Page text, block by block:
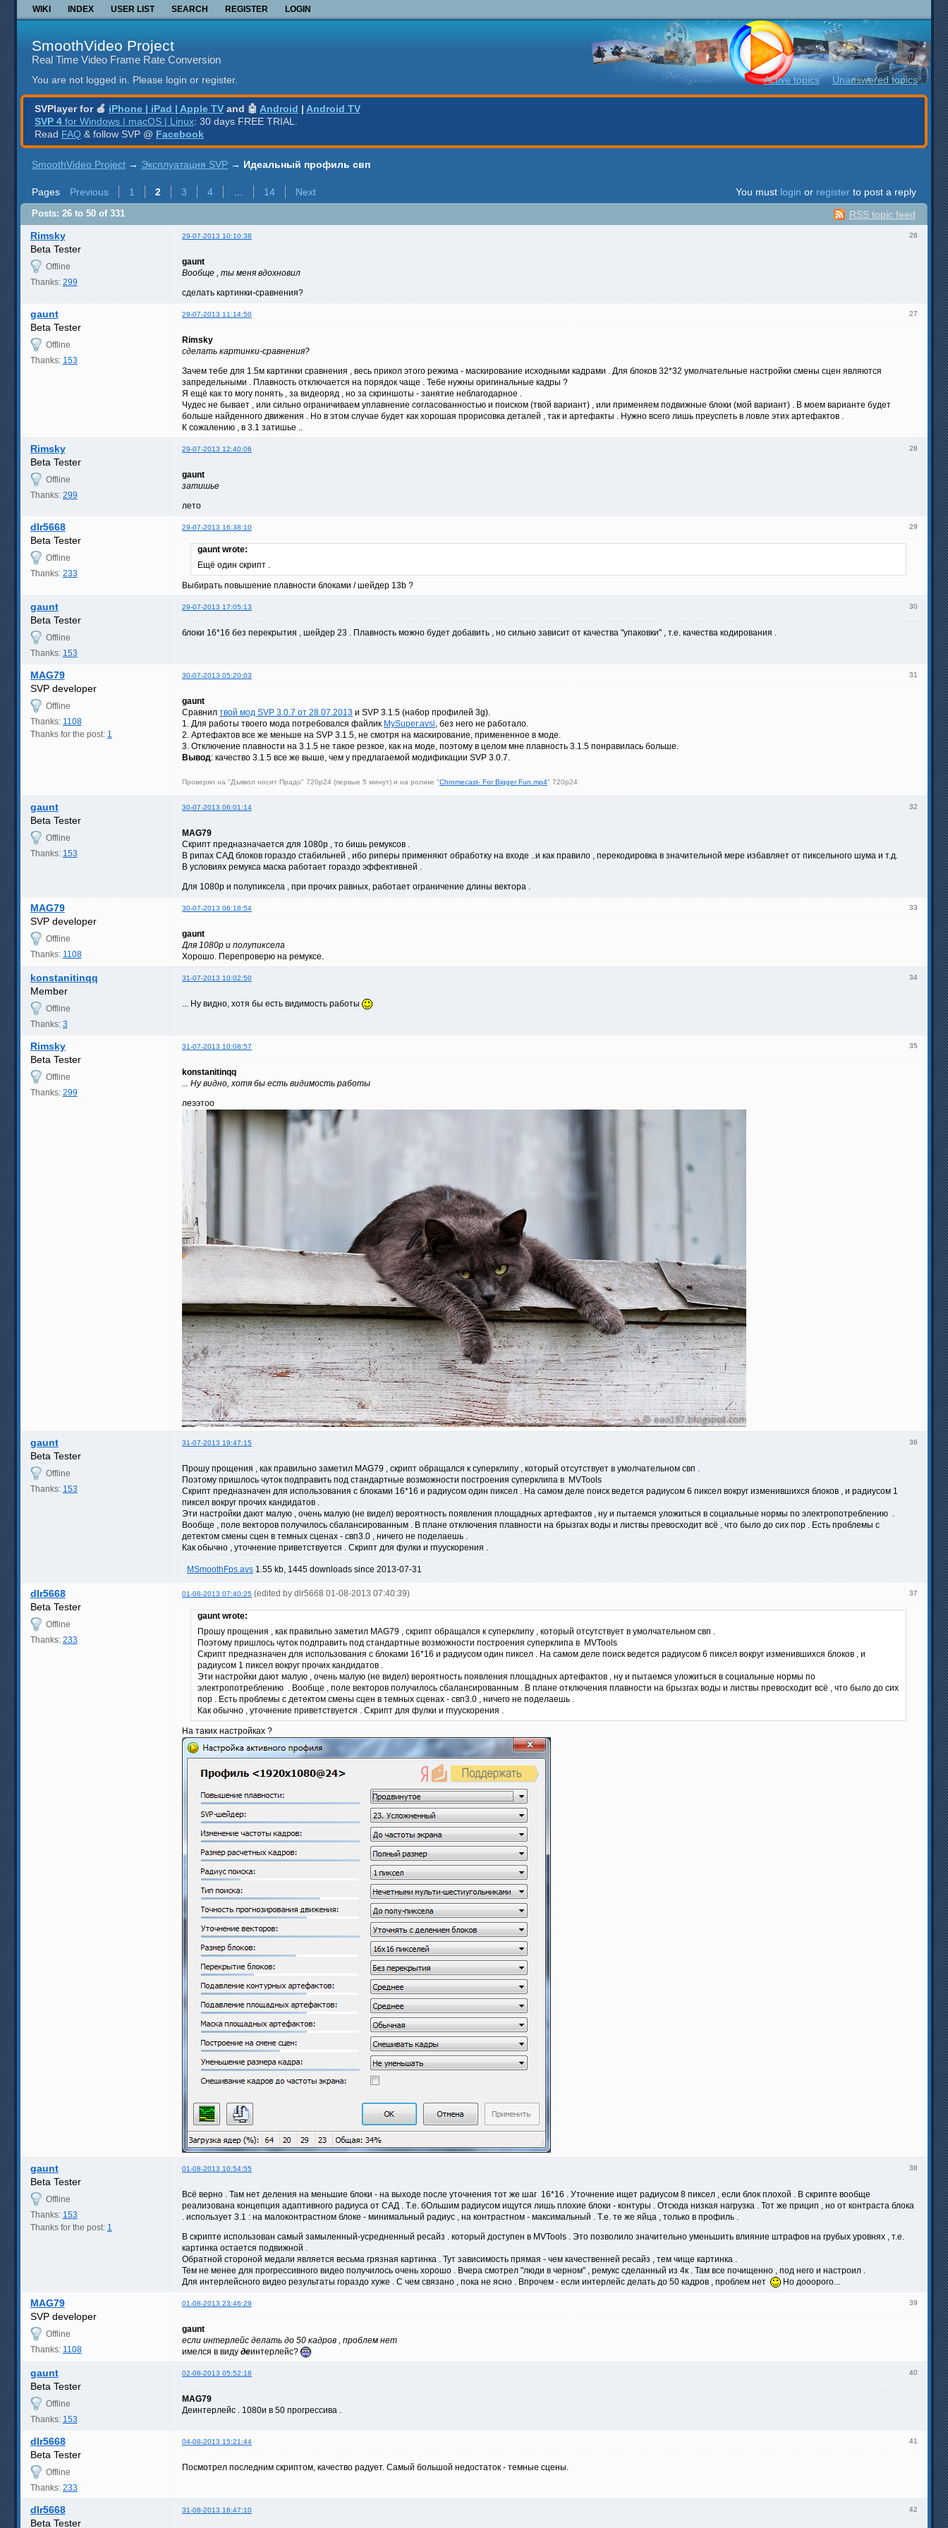
WIKI INDEX USER LIST SEARCH REGISTER LOGIN
SmoothVideo Project
Real Time Video Frame Rate Conversion
You are not logged in. Please login or register. Active topics Unanswered topics
SVPlayer for 🍎 iPhone | iPad | Apple TV and 🤖 Android | Android TV
SVP 4 for Windows | macOS | Linux: 30 days FREE TRIAL.
Read FAQ & follow SVP @ Facebook
SmoothVideo Project → Эксплуатация SVP → Идеальный профиль свп
Pages Previous 1 2 3 4 14 Next You must login or register to post a reply
RSS topic feed
Posts: 26 to 50 of 331
26
Rimsky 29-07-2013 10:10:38
Beta Tester
Offline
Thanks: 299
gaunt
Вообще , ты меня вдохновил
сделать картинки-сравнения?
27
gaunt 29-07-2013 11:14:50
Beta Tester
Offline
Thanks: 153
Rimsky
сделать картинки-сравнения?
Зачем тебе для 1.5м картинки сравнения , весь прикол этого режима - маскирование исходными кадрами . Для блоков 32*32 умолчательные настройки смены сцен являются
запредельными . Плавность отключается на порядок чаще . Тебе нужны оригинальные кадры ?
Я ещё как то могу понять , за видеоряд , но за скриншоты - занятие неблагодарное .
Чудес не бывает , или сильно ограничиваем уплавнение согласованностью и поиском (твой вариант) , или применяем подвижные блоки (мой вариант) . В моем варианте будет
больше найденного движения . Но в этом случае будет как хорошая прорисовка деталей , так и артефакты . Нужно всего лишь преуспеть в ловле этих артефактов .
К сожалению , в 3.1 затишье ..
28
Rimsky 29-07-2013 12:40:06
Beta Tester
Offline
Thanks: 299
gaunt
затишье
лето
29
dlr5668 29-07-2013 16:38:10
Beta Tester
Offline
Thanks: 233
gaunt wrote:
Ещё один скрипт .
Выбирать повышение плавности блоками / шейдер 13b ?
30
gaunt 29-07-2013 17:05:13
Beta Tester
Offline
Thanks: 153
блоки 16*16 без перекрытия , шейдер 23 . Плавность можно будет добавить , но сильно зависит от качества "упаковки" , т.е. качества кодирования .
31
MAG79 30-07-2013 05:20:03
SVP developer
Offline
Thanks: 1108
Thanks for the post: 1
gaunt
Сравнил твой мод SVP 3.0.7 от 28.07.2013 и SVP 3.1.5 (набор профилей 3g).
1. Для работы твоего мода потребовался файлик MySuper.avsi, без него не работало.
2. Артефактов все же меньше на SVP 3.1.5, не смотря на маскирование, примененное в моде.
3. Отключение плавности на 3.1.5 не такое резкое, как на моде, поэтому в целом мне плавность 3.1.5 понравилась больше.
Вывод: качество 3.1.5 все же выше, чем у предлагаемой модификации SVP 3.0.7.
Проверял на "Дъявол носит Прадо" 720p24 (первые 5 минут) и на ролике "Chromecast- For Bigger Fun.mp4" 720p24.
32
gaunt 30-07-2013 06:01:14
Beta Tester
Offline
Thanks: 153
MAG79
Скрипт предназначается для 1080р , то бишь ремуксов .
В рипах САД блоков гораздо стабильней , ибо риперы применяют обработку на входе ..и как правило , перекодировка в значительной мере избавляет от пиксельного шума и т.д.
В условиях ремукса маска работает гораздо эффективней .
Для 1080р и полупиксела , при прочих равных, работает ограничение длины вектора .
33
MAG79 30-07-2013 06:18:54
SVP developer
Offline
Thanks: 1108
gaunt
Для 1080р и полупиксела
Хорошо. Перепроверю на ремуксе.
34
konstanitinqq 31-07-2013 10:02:50
Member
Offline
Thanks: 3
... Ну видно, хотя бы есть видимость работы
35
Rimsky 31-07-2013 10:08:57
Beta Tester
Offline
Thanks: 299
konstanitinqq
... Ну видно, хотя бы есть видимость работы
леээтоо
36
gaunt 31-07-2013 19:47:15
Beta Tester
Offline
Thanks: 153
Прошу прощения , как правильно заметил MAG79 , скрипт обращался к суперклипу , который отсутствует в умолчательном свп .
Поэтому пришлось чуток подправить под стандартные возможности построения суперклипа в MVTools
Скрипт предназначен для использования с блоками 16*16 и радиусом один пиксел . На самом деле поиск ведется радиусом 6 пиксел вокруг изменившихся блоков , и радиусом 1
пиксел вокруг прочих кандидатов .
Эти настройки дают малую , очень малую (не видел) вероятность появления площадных артефактов , ну и пытаемся уложиться в социальные нормы по электропотреблению .
Вообще , поле векторов получилось сбалансированным . В плане отключения плавности на брызгах воды и листвы превосходит всё , что было до сих пор . Есть проблемы с
детектом смены сцен в темных сценах - свп3.0 , ничего не поделаешь .
Как обычно , уточнение приветствуется . Скрипт для фулки и гпуускорения .
MSmoothFps.avs 1.55 kb, 1445 downloads since 2013-07-31
37
dlr5668 01-08-2013 07:40:25 (edited by dlr5668 01-08-2013 07:40:39)
Beta Tester
Offline
Thanks: 233
gaunt wrote:
Прошу прощения , как правильно заметил MAG79 , скрипт обращался к суперклипу , который отсутствует в умолчательном свп .
Поэтому пришлось чуток подправить под стандартные возможности построения суперклипа в MVTools
Скрипт предназначен для использования с блоками 16*16 и радиусом один пиксел . На самом деле поиск ведется радиусом 6 пиксел вокруг изменившихся блоков , и
радиусом 1 пиксел вокруг прочих кандидатов .
Эти настройки дают малую , очень малую (не видел) вероятность появления площадных артефактов , ну и пытаемся уложиться в социальные нормы по
электропотреблению . Вообще , поле векторов получилось сбалансированным . В плане отключения плавности на брызгах воды и листвы превосходит всё , что было до сих
пор . Есть проблемы с детектом смены сцен в темных сценах - свп3.0 , ничего не поделаешь .
Как обычно , уточнение приветствуется . Скрипт для фулки и гпуускорения .
На таких настройках ?
38
gaunt 01-08-2013 10:54:55
Beta Tester
Offline
Thanks: 153
Thanks for the post: 1
Всё верно . Там нет деления на меньшие блоки - на выходе после уточнения тот же шаг 16*16 . Уточнение ищет радиусом 8 пиксел , если блок плохой . В скрипте вообще
реализована концепция адаптивного радиуса от САД . Т.е. бОльшим радиусом ищутся лишь плохие блоки - контуры . Отсюда низкая нагрузка . Тот же прицип , но от контраста блока
. использует 3.1 : на малоконтрастном блоке - минимальный радиус , на контрастном - максимальный . Т.е. те же яйца , только в профиль .
В скрипте использован самый замыленный-усредненный ресайз . который доступен в MVTools . Это позволило значительно уменьшить влияние штрафов на грубых уровнях , т.е.
картинка остается подвижной .
Обратной стороной медали является весьма грязная картинка . Тут зависимость прямая - чем качественней ресайз , тем чище картинка .
Тем не менее для прогрессивного видео получилось очень хорошо . Вчера смотрел "люди в черном" , ремукс сделанный из 4к . Там все почищенно , под него и настроил .
Для интерлейсного видео результаты гораздо хуже . С чем связано , пока не ясно . Впрочем - если интерлейс делать до 50 кадров , проблем нет
Но дооорого...
39
MAG79 01-08-2013 23:46:29
SVP developer
Offline
Thanks: 1108
gaunt
если интерлейс делать до 50 кадров , проблем нет
имелся в виду деинтерлейс?
40
gaunt 02-08-2013 05:52:18
Beta Tester
Offline
Thanks: 153
MAG79
Деинтерлейс . 1080и в 50 прогрессива .
41
dlr5668 04-08-2013 15:21:44
Beta Tester
Offline
Thanks: 233
Посмотрел последним скриптом, качество радует. Самый большой недостаток - темные сцены.
42
dlr5668 31-08-2013 16:47:10
Beta Tester